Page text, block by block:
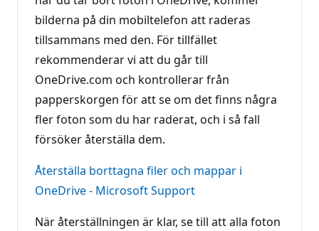
bilderna på din mobiltelefon att raderas
tillsammans med den. För tillfället
rekommenderar vi att du går till
OneDrive.com och kontrollerar från
papperskorgen för att se om det finns några
fler foton som du har raderat, och i så fall
försöker återställa dem.
Återställa borttagna filer och mappar i
OneDrive - Microsoft Support
När återställningen är klar, se till att alla foton